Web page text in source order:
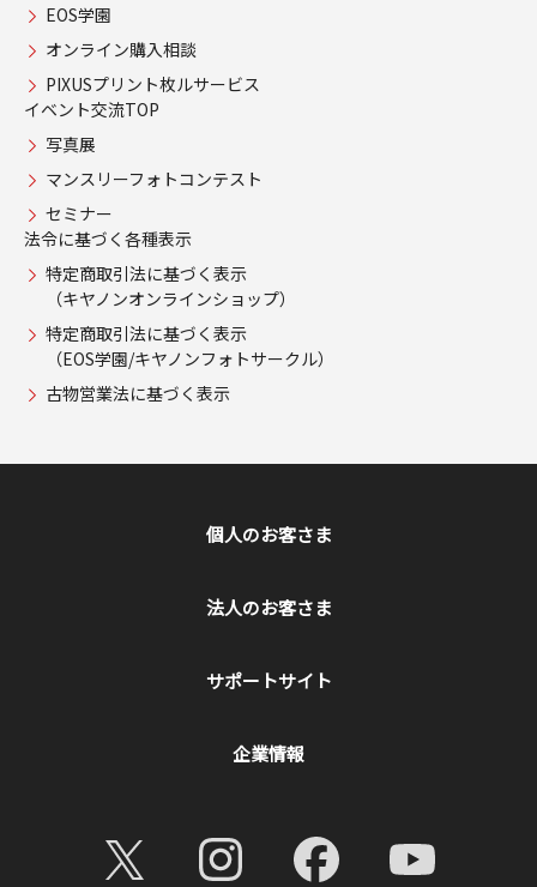
EOS学園
オンライン購入相談
PIXUSプリント枚ルサービス
イベント交流TOP
写真展
マンスリーフォトコンテスト
セミナー
法令に基づく各種表示
特定商取引法に基づく表示
（キヤノンオンラインショップ）
特定商取引法に基づく表示
（EOS学園/キヤノンフォトサークル）
古物営業法に基づく表示
個人のお客さま
法人のお客さま
サポートサイト
企業情報